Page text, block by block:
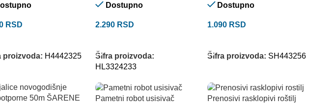
RSD
proizvoda: H4442325
Dostupno
2.290 RSD
Šifra proizvoda:
HL3324233
Dostupno
1.090 RSD
Šifra proizvoda: SH443256
Pametni robot usisivač Prenosivi rasklopivi roštilj